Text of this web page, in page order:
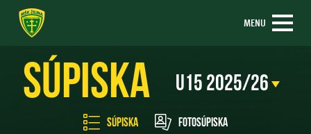
MENU
Súpiska
Súpiska Fotosúpiska